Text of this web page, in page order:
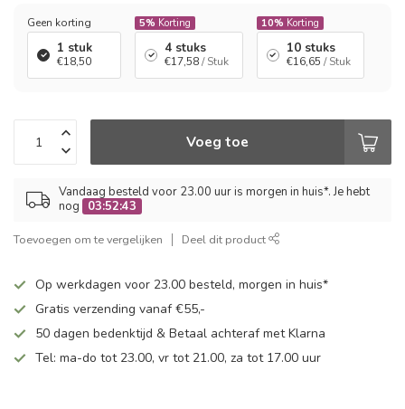
Geen korting
1 stuk
€18,50
5% Korting
4 stuks
€17,58 / Stuk
10% Korting
10 stuks
€16,65 / Stuk
Voeg toe
Vandaag besteld voor 23.00 uur is morgen in huis*. Je hebt
nog
03:52:43
Toevoegen om te vergelijken Deel dit product
Op werkdagen voor 23.00 besteld, morgen in huis*
Gratis verzending vanaf €55,-
50 dagen bedenktijd & Betaal achteraf met Klarna
Tel: ma-do tot 23.00, vr tot 21.00, za tot 17.00 uur